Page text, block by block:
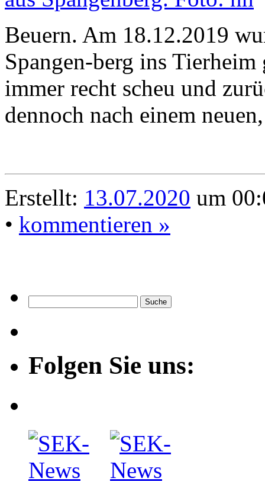
Beuern. Am 18.12.2019
Spangen-berg ins
immer recht scheu und
dennoch nach einem
Erstellt: 13.07.2020 um
• kommentieren »
Folgen Sie uns: